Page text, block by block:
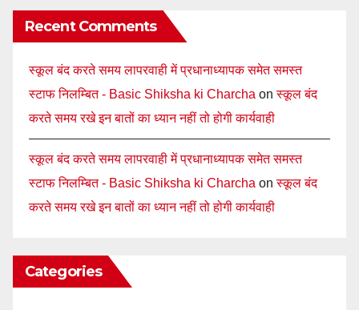
Recent Comments
स्कूल बंद करते समय लापरवाही में प्रधानाध्यापक समेत समस्त
स्टाफ निलम्बित - Basic Shiksha ki Charcha onस्कूल बंद
करते समय रखे इन बातों का ध्यान नहीं तो होगी कार्यवाही
स्कूल बंद करते समय लापरवाही में प्रधानाध्यापक समेत समस्त
स्टाफ निलम्बित - Basic Shiksha ki Charcha onस्कूल बंद
करते समय रखे इन बातों का ध्यान नहीं तो होगी कार्यवाही
Categories